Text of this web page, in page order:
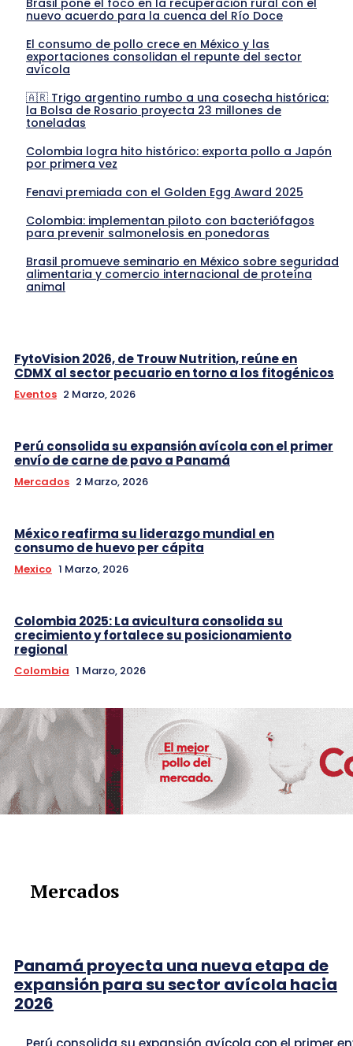
Brasil pone el foco en la recuperación rural con el
nuevo acuerdo para la cuenca del Río Doce
El consumo de pollo crece en México y las
exportaciones consolidan el repunte del sector
avícola
🇦🇷 Trigo argentino rumbo a una cosecha histórica:
la Bolsa de Rosario proyecta 23 millones de
toneladas
Colombia logra hito histórico: exporta pollo a Japón
por primera vez
Fenavi premiada con el Golden Egg Award 2025
Colombia: implementan piloto con bacteriófagos
para prevenir salmonelosis en ponedoras
Brasil promueve seminario en México sobre seguridad
alimentaria y comercio internacional de proteína
animal
FytoVision 2026, de Trouw Nutrition, reúne en
CDMX al sector pecuario en torno a los fitogénicos
Eventos 2 Marzo, 2026
Perú consolida su expansión avícola con el primer
envío de carne de pavo a Panamá
Mercados 2 Marzo, 2026
México reafirma su liderazgo mundial en
consumo de huevo per cápita
Mexico 1 Marzo, 2026
Colombia 2025: La avicultura consolida su
crecimiento y fortalece su posicionamiento
regional
Colombia 1 Marzo, 2026
Mercados
Panamá proyecta una nueva etapa de
expansión para su sector avícola hacia
2026